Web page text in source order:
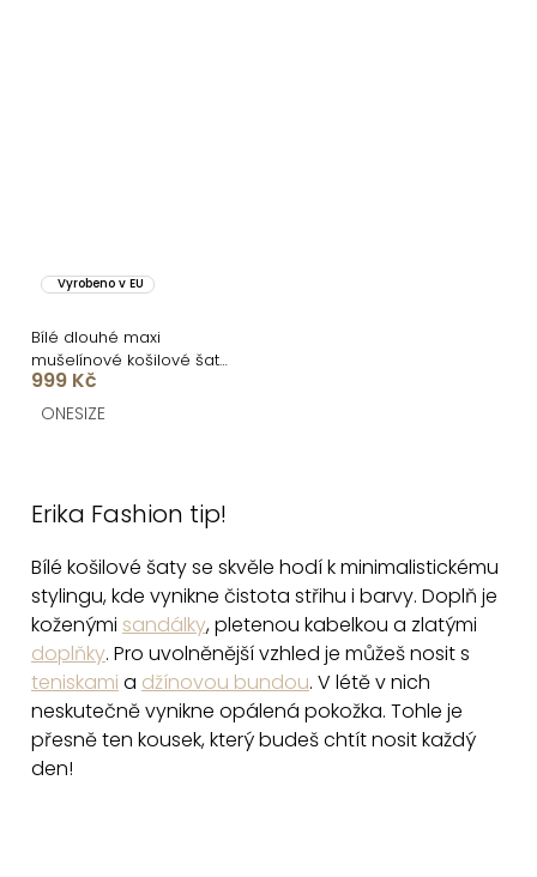
Vyrobeno v EU
Bílé dlouhé maxi
mušelínové košilové šaty
EVANES
999 Kč
ONESIZE
á
d
a
c
í
p
r
Erika Fashion tip!
Bílé košilové šaty se skvěle hodí k minimalistickému
stylingu, kde vynikne čistota střihu i barvy. Doplň je
koženými sandálky, pletenou kabelkou a zlatými
doplňky. Pro uvolněnější vzhled je můžeš nosit s
teniskami a džínovou bundou. V létě v nich
neskutečně vynikne opálená pokožka. Tohle je
přesně ten kousek, který budeš chtít nosit každý
den!